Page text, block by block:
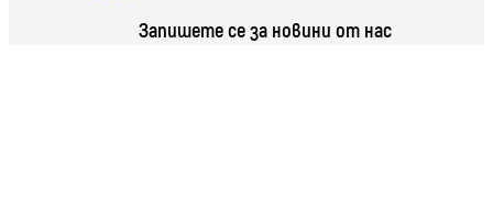
Запишете се за новини от нас